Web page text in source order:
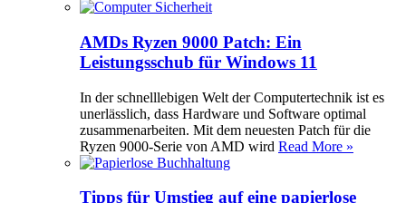
AMDs Ryzen 9000 Patch: Ein
Leistungsschub für Windows 11
In der schnelllebigen Welt der Computertechnik ist es
unerlässlich, dass Hardware und Software optimal
zusammenarbeiten. Mit dem neuesten Patch für die
Ryzen 9000-Serie von AMD wird Read More »
Tipps für Umstieg auf eine papierlose